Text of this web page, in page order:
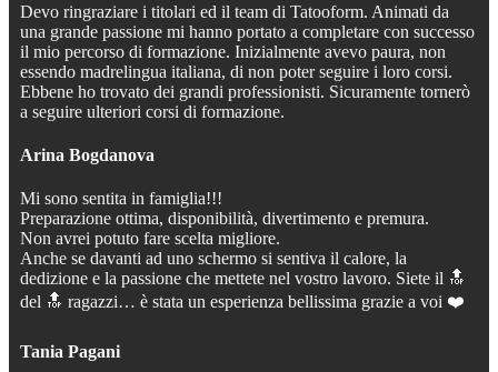
Devo ringraziare i titolari ed il team di Tatooform. Animati da
una grande passione mi hanno portato a completare con successo
il mio percorso di formazione. Inizialmente avevo paura, non
essendo madrelingua italiana, di non poter seguire i loro corsi.
Ebbene ho trovato dei grandi professionisti. Sicuramente tornerò
a seguire ulteriori corsi di formazione.
Arina Bogdanova
Mi sono sentita in famiglia!!!
Preparazione ottima, disponibilità, divertimento e premura.
Non avrei potuto fare scelta migliore.
Anche se davanti ad uno schermo si sentiva il calore, la
dedizione e la passione che mettete nel vostro lavoro. Siete il 🔝
del 🔝 ragazzi… è stata un esperienza bellissima grazie a voi ❤️
Tania Pagani